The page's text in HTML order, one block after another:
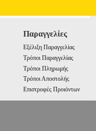
Παραγγελίες
Εξέλιξη Παραγγελίας
Τρόποι Παραγγελίας
Τρόποι Πληρωμής
Τρόποι Αποστολής
Επιστροφές Προιόντων